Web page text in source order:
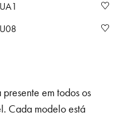
em todos os
Cada modelo está